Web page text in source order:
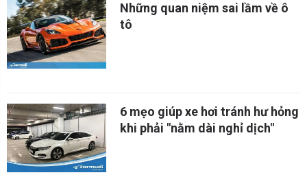
Những quan niệm sai lầm về ô
tô
6 mẹo giúp xe hơi tránh hư hỏng
khi phải "nằm dài nghỉ dịch"